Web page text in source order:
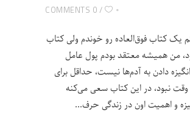
0 COMMENTS
۰
یک کتاب فوق‌العاده رو خوندم ولی کتاب
من همیشه معتقد بودم پول عامل
دادن به آدم‌ها نیست، حداقل برای
نبود، در این کتاب سعی می‌کنه
و اهمیت اون در زندگی حرف